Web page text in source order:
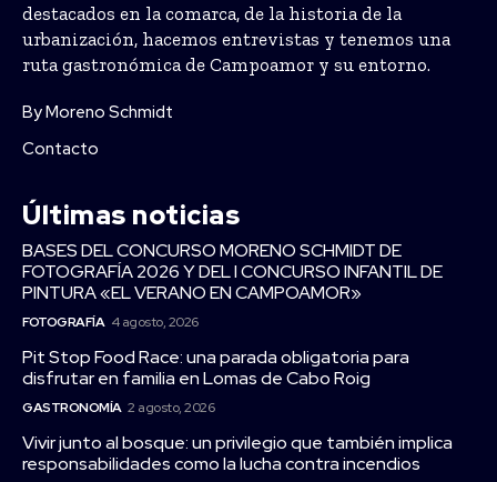
destacados en la comarca, de la historia de la
urbanización, hacemos entrevistas y tenemos una
ruta gastronómica de Campoamor y su entorno.
By Moreno Schmidt
Contacto
Últimas noticias
BASES DEL CONCURSO MORENO SCHMIDT DE
FOTOGRAFÍA 2026 Y DEL I CONCURSO INFANTIL DE
PINTURA «EL VERANO EN CAMPOAMOR»
FOTOGRAFÍA 4 agosto, 2026
Pit Stop Food Race: una parada obligatoria para
disfrutar en familia en Lomas de Cabo Roig
GASTRONOMÍA 2 agosto, 2026
Vivir junto al bosque: un privilegio que también implica
responsabilidades como la lucha contra incendios